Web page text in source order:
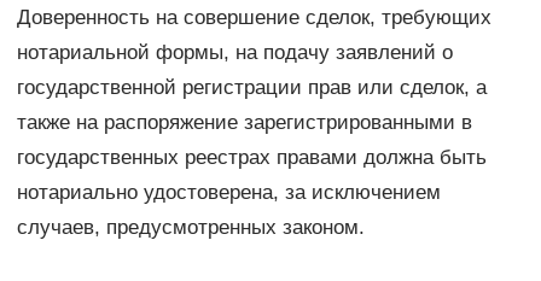
Доверенность на совершение сделок, требующих
нотариальной формы, на подачу заявлений о
государственной регистрации прав или сделок, а
также на распоряжение зарегистрированными в
государственных реестрах правами должна быть
нотариально удостоверена, за исключением
случаев, предусмотренных законом.